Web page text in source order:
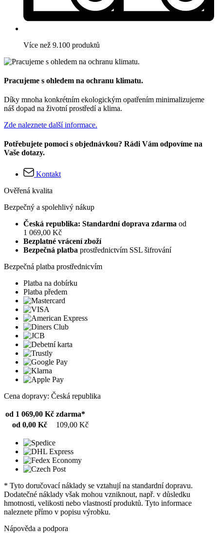
Více než 9.100 produktů
Pracujeme s ohledem na ochranu klimatu.
Díky mnoha konkrétním ekologickým opatřením minimalizujeme
náš dopad na životní prostředí a klima.
Zde naleznete další informace.
Potřebujete pomoci s objednávkou? Rádi Vám odpovíme na
Vaše dotazy.
Kontakt
Ověřená kvalita
Bezpečný a spolehlivý nákup
Česká republika: Standardní doprava zdarma od
1 069,00 Kč
Bezplatné vrácení zboží
Bezpečná platba prostřednictvím SSL šifrování
Bezpečná platba prostřednicvím
Platba na dobírku
Platba předem
Cena dopravy: Česká republika
od 1 069,00 Kč zdarma*
od 0,00 Kč
109,00 Kč
* Tyto doručovací náklady se vztahují na standardní dopravu.
Dodatečné náklady však mohou vzniknout, např. v důsledku
hmotnosti, velikosti nebo vlastností produktů. Tyto informace
naleznete přímo v popisu výrobku.
Nápověda a podpora